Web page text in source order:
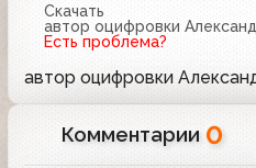
Скачать
автор оцифровки
Есть проблема?
автор оцифровки
Комментарии 0